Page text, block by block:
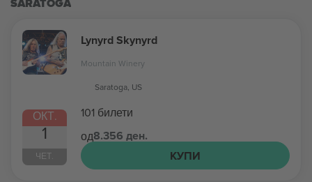
SARATOGA
ОКТ.
1
ЧЕТ.
Lynyrd Skynyrd
Mountain Winery
Saratoga, US
101 билети
од8.356 ден.
КУПИ